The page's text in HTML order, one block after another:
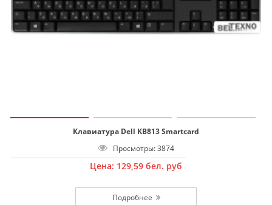
Клавиатура Dell KB813 Smartcard
Просмотры: 3874
Цена: 129,59 бел. руб